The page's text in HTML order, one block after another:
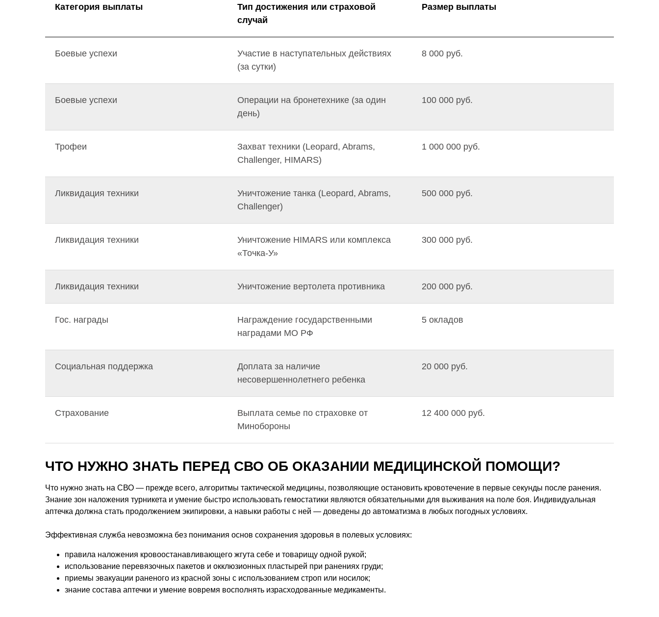
Категория выплаты
Тип достижения или страховой
случай
Размер выплаты
Боевые успехи
Участие в наступательных действиях
(за сутки)
8 000 руб.
Боевые успехи
Операции на бронетехнике (за один
день)
100 000 руб.
Трофеи
Захват техники (Leopard, Abrams,
Challenger, HIMARS)
1 000 000 руб.
Ликвидация техники
Уничтожение танка (Leopard, Abrams,
Challenger)
500 000 руб.
Ликвидация техники
Уничтожение HIMARS или комплекса
«Точка-У»
300 000 руб.
Ликвидация техники Уничтожение вертолета противника 200 000 руб.
Гос. награды
Награждение государственными
наградами МО РФ
5 окладов
Социальная поддержка
Доплата за наличие
несовершеннолетнего ребенка
20 000 руб.
Страхование
Выплата семье по страховке от
Минобороны
12 400 000 руб.
ЧТО НУЖНО ЗНАТЬ ПЕРЕД СВО ОБ ОКАЗАНИИ МЕДИЦИНСКОЙ ПОМОЩИ?
Что нужно знать на СВО — прежде всего, алгоритмы тактической медицины, позволяющие остановить кровотечение в первые секунды после ранения.
Знание зон наложения турникета и умение быстро использовать гемостатики являются обязательными для выживания на поле боя. Индивидуальная
аптечка должна стать продолжением экипировки, а навыки работы с ней — доведены до автоматизма в любых погодных условиях.
Эффективная служба невозможна без понимания основ сохранения здоровья в полевых условиях:
правила наложения кровоостанавливающего жгута себе и товарищу одной рукой;
использование перевязочных пакетов и окклюзионных пластырей при ранениях груди;
приемы эвакуации раненого из красной зоны с использованием строп или носилок;
знание состава аптечки и умение вовремя восполнять израсходованные медикаменты.